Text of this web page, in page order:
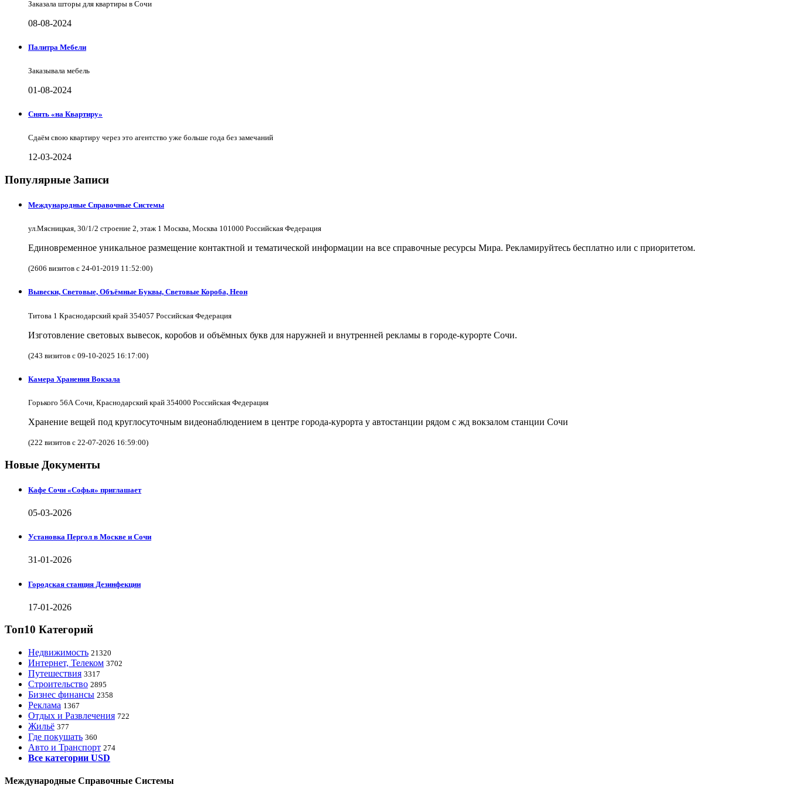
Заказала шторы для квартиры в Сочи
08-08-2024
Палитра Мебели
Заказывала мебель
01-08-2024
Снять «на Квартиру»
Сдаём свою квартиру через это агентство уже больше года без замечаний
12-03-2024
Популярные Записи
Международные Справочные Системы
ул.Мясницкая, 30/1/2 строение 2, этаж 1 Москва, Москва 101000 Российская Федерация
Единовременное уникальное размещение контактной и тематической информации на все справочные ресурсы Мира. Рекламируйтесь бесплатно или с приоритетом.
(2606 визитов с 24-01-2019 11:52:00)
Вывески, Световые, Объёмные Буквы, Световые Короба, Неон
Титова 1 Краснодарский край 354057 Российская Федерация
Изготовление световых вывесок, коробов и объёмных букв для наружней и внутренней рекламы в городе-курорте Сочи.
(243 визитов с 09-10-2025 16:17:00)
Камера Хранения Вокзала
Горького 56А Сочи, Краснодарский край 354000 Российская Федерация
Хранение вещей под круглосуточным видеонаблюдением в центре города-курорта у автостанции рядом с жд вокзалом станции Сочи
(222 визитов с 22-07-2026 16:59:00)
Новые Документы
Кафе Сочи «Софья» приглашает
05-03-2026
Установка Пергол в Москве и Сочи
31-01-2026
Городская станция Дезинфекции
17-01-2026
Топ10 Категорий
Недвижимость 21320
Интернет, Телеком 3702
Путешествия 3317
Строительство 2895
Бизнес финансы 2358
Реклама 1367
Отдых и Развлечения 722
Жильё 377
Где покушать 360
Авто и Транспорт 274
Все категории USD
Международные Справочные Системы